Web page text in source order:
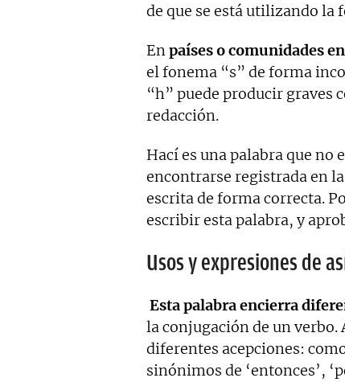
de que se está utilizando la
Enpaíses o comunidades
el fonema “s” de forma
“h” puede producir graves
redacción.
Hací es una palabra que no
encontrarse registrada en
escrita de forma correcta.
escribir esta palabra, y
Usos y expresiones de
Esta palabra encierra
la conjugación de un verbo.
diferentes acepciones:
sinónimos de ‘entonces’,